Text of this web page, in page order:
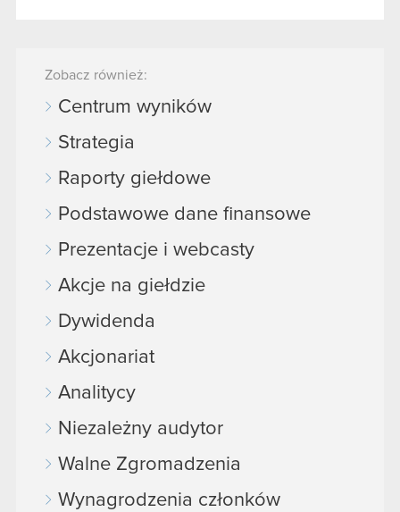
Zobacz również:
Centrum wyników
Strategia
Raporty giełdowe
Podstawowe dane finansowe
Prezentacje i webcasty
Akcje na giełdzie
Dywidenda
Akcjonariat
Analitycy
Niezależny audytor
Walne Zgromadzenia
Wynagrodzenia członków